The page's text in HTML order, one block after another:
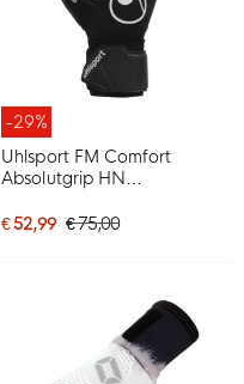
-29%
Uhlsport FM Comfort
Absolutgrip HN
Zwart Zwart Wit
€ 52,99 € 75,00